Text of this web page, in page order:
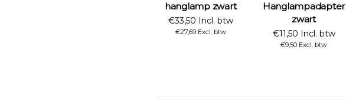
hanglamp zwart
€33,50 Incl. btw
€27,69 Excl. btw
Hanglampadapter
zwart
€11,50 Incl. btw
€9,50 Excl. btw